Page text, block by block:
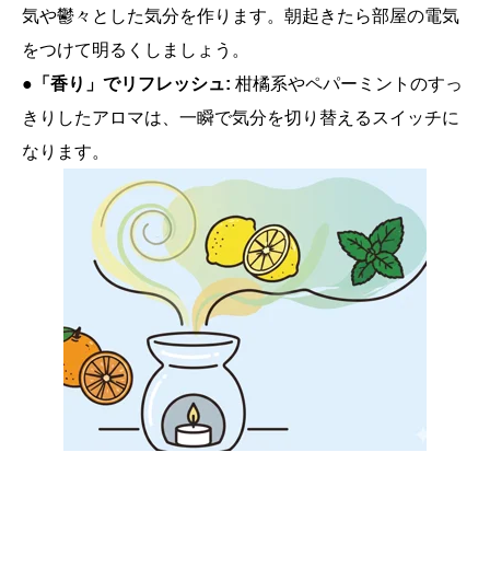
気や鬱々とした気分を作ります。朝起きたら部屋の電気
をつけて明るくしましょう。
●「香り」でリフレッシュ: 柑橘系やペパーミントのすっ
きりしたアロマは、一瞬で気分を切り替えるスイッチに
なります。